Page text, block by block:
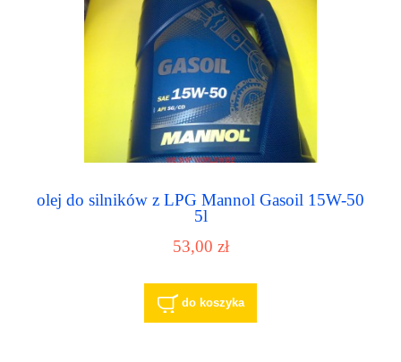
olej do silników z LPG Mannol Gasoil 15W-50
5l
53,00 zł
do koszyka